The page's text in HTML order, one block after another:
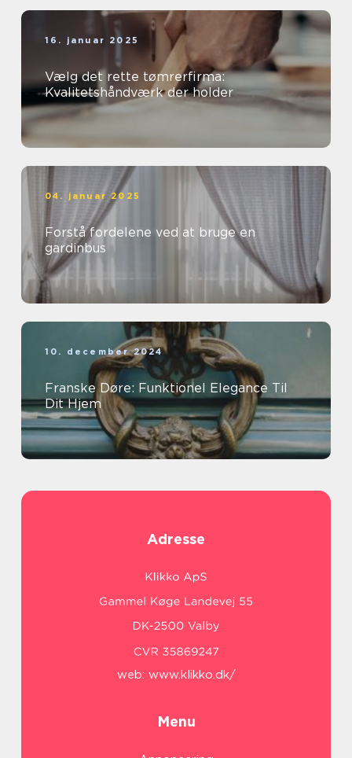
16. januar 2025
Vælg det rette tømrerfirma:
Kvalitetshåndværk der holder
04. januar 2025
Forstå fordelene ved at bruge en
gardinbus
10. december 2024
Franske Døre: Funktionel Elegance Til
Dit Hjem
Adresse
web: www.klikko.dk/
Menu